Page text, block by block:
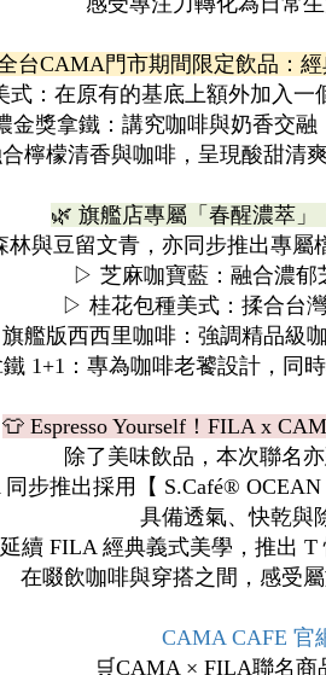
台CAMA門市期間限定飲品：
：在原有的基底上額外加入一
獎拿鐵：講究咖啡與奶香交融
檸檬清香與咖啡，呈現酸甜清
🌿 旗艦店專屬「春醒濃萃」
林與豆留文青，亦同步推出專屬
▷ 芝麻咖寶藍：融合濃郁
▷ 桂花包種美式：揉合台
艦版西西里咖啡：強調精品級
1+1：專為咖啡老饕設計，同
👕 Espresso Yourself！FILA x
除了美味飲品，本次聯名
步推出採用【 S.Café® OCEAN
具備透氣、快乾與
續 FILA 經典義式美學，推出
在啜飲咖啡與穿搭之間，感受
CAMA CAFE 官
🛒CAMA × FILA聯名商